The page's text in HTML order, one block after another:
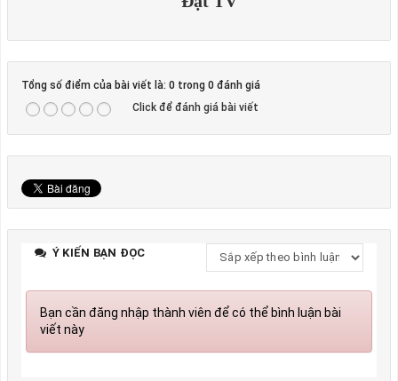
Tổng số điểm của bài viết là: 0 trong 0 đánh giá
Click để đánh giá bài viết
Ý KIẾN BẠN ĐỌC
Bạn cần đăng nhập thành viên để có thể bình luận bài
viết này